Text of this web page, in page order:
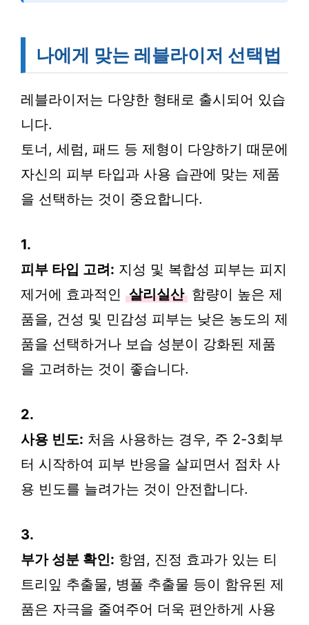
나에게 맞는 레블라이저 선택법
레블라이저는 다양한 형태로 출시되어 있습
니다.
토너, 세럼, 패드 등 제형이 다양하기 때문에
자신의 피부 타입과 사용 습관에 맞는 제품
을 선택하는 것이 중요합니다.
1.
피부 타입 고려: 지성 및 복합성 피부는 피지
제거에 효과적인 살리실산 함량이 높은 제
품을, 건성 및 민감성 피부는 낮은 농도의 제
품을 선택하거나 보습 성분이 강화된 제품
을 고려하는 것이 좋습니다.
2.
사용 빈도: 처음 사용하는 경우, 주 2-3회부
터 시작하여 피부 반응을 살피면서 점차 사
용 빈도를 늘려가는 것이 안전합니다.
3.
부가 성분 확인: 항염, 진정 효과가 있는 티
트리잎 추출물, 병풀 추출물 등이 함유된 제
품은 자극을 줄여주어 더욱 편안하게 사용